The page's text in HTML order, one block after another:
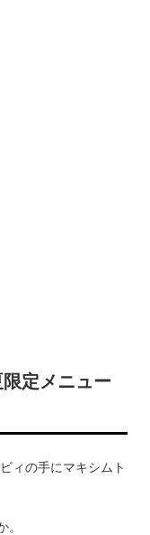
定メニュー
ィの手にマキシムト